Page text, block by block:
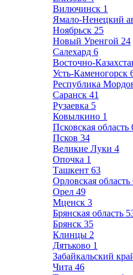
Вилючинск 1
Ямало-Ненецкий
Ноябрьск 25
Новый Уренгой 24
Салехард 6
Восточно-
Усть-Каменогорск
Республика
Саранск 41
Рузаевка 5
Ковылкино 1
Псковская область
Псков 34
Великие Луки 4
Опочка 1
Ташкент 63
Орловская область
Орел 49
Мценск 3
Брянская область
Брянск 35
Клинцы 2
Дятьково 1
Забайкальский
Чита 46